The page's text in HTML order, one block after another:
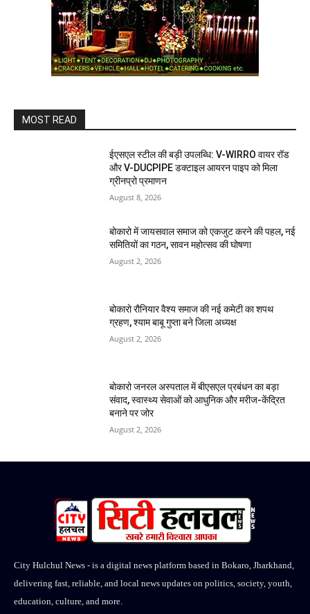
MOST READ
ईएसएल स्टील की बड़ी उपलब्धि: V-WIRRO वायर रॉड
और V-DUCPIPE डक्टाइल आयरन पाइप को मिला
ग्रीनप्रो प्रमाणन
August 8, 2026
बोकारो में जायसवाल समाज को एकजुट करने की पहल, नई
समितियों का गठन, सावन महोत्सव की घोषणा
August 2, 2026
बोकारो रौनियार वैश्य समाज की नई कमेटी का शपथ
ग्रहण, श्याम बाबू गुप्ता बने जिला अध्यक्ष
August 2, 2026
बोकारो जनरल अस्पताल में बीएसएल प्रबंधन का बड़ा
संवाद, स्वास्थ्य सेवाओं को आधुनिक और मरीज-केंद्रित
बनाने पर जोर
August 2, 2026
City Hulchul News - is a digital news platform based in Bokaro, Jharkhand,
delivering fast, reliable, and local news updates on politics, society, youth,
education, culture, and more.